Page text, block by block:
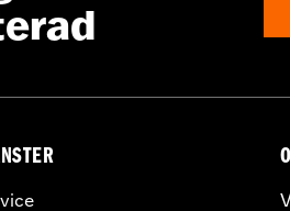
or highway pegs under